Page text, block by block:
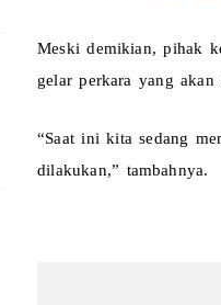
Meski demikian, pihak
gelar perkara yang
“Saat ini kita sedang
dilakukan,” tambahnya.